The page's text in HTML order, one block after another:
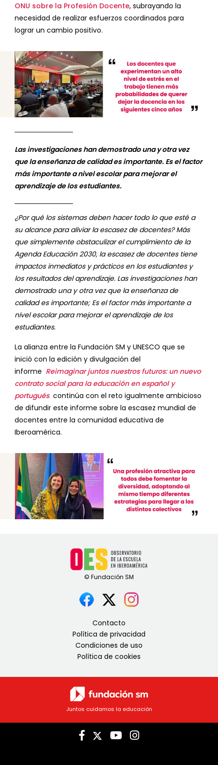
ONU sobre la Profesión Docente, subrayando la
necesidad de realizar esfuerzos coordinados para
lograr un cambio positivo.
Las investigaciones han demostrado una y otra vez
que la enseñanza de calidad es importante. Es el factor
más importante a nivel escolar para mejorar el
aprendizaje de los estudiantes.
¿Por qué los sistemas deben hacer todo lo que esté a
su alcance para aliviar la escasez de docentes? Más
que simplemente obstaculizar el cumplimiento de la
Agenda Educación 2030, la escasez de docentes tiene
impactos inmediatos y prácticos en los estudiantes y
los resultados del aprendizaje. Las investigaciones han
demostrado una y otra vez que la enseñanza de
calidad es importante; Es el factor más importante a
nivel escolar para mejorar el aprendizaje de los
estudiantes.
La alianza entre la Fundación SM y UNESCO que se
inició con la edición y divulgación del
informe Reimaginar juntos nuestros futuros: un nuevo
contrato social para la educación en español y
portugués continúa con el reto igualmente ambicioso
de difundir este informe sobre la escasez mundial de
docentes entre la comunidad educativa de
Iberoamérica.
Contacto
Política de privacidad
Condiciones de uso
Política de cookies
Juntos cuidamos la educación